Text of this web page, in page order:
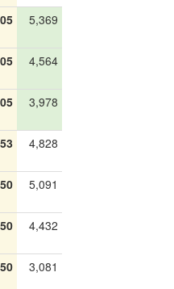
5,369
4,564
3,978
4,828
5,091
4,432
3,081